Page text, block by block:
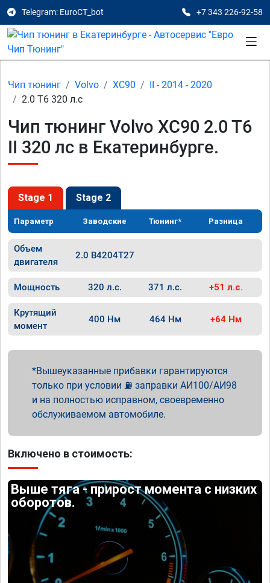
Telegram: EuroCT_bot +7 343 226-92-58
Чип тюнинг Volvo XC90
II - 2014 - 2020
2.0 T6 320 л.с
Чип тюнинг Volvo XC90 2.0 T6
II 320 лс в Екатеринбурге.
Stage 1 Stage 2
Параметр Заводские Тюнинг* Разница
Объем
двигателя
2.0 B4204T27
Мощность 320 л.с. 371 л.с. +51 л.с.
Крутящий
момент
400 Нм 464 Нм +64 Нм
Вышеуказанные прибавки гарантируются
только при условии ⛽ заправки АИ100/АИ98
и на полностью исправном, своевременно
обслуживаемом автомобиле.
Включено в стоимость:
Выше тяга - прирост момента с низких
оборотов.